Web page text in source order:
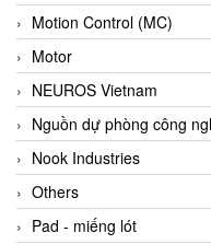
BEA SENSORS
Beacon Extender
Beckhoff
Bedook
Bei Sensor
Beijer
Beinlich-pumps
Motion Control (MC)
Motor
NEUROS Vietnam
Nguồn dự phòng công
Nook Industries
Others
Pad - miếng lót